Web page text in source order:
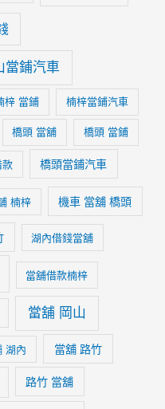
當鋪汽車
梓 當鋪 楠梓當鋪汽車
橋頭 當舖 橋頭 當鋪
款 橋頭當鋪汽車
楠梓 機車 當舖 橋頭
湖內借錢當舖
當舖借款楠梓
當舖 岡山
湖內 當舖 路竹
路竹 當舖